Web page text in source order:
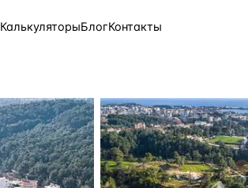
КалькуляторыБлогКонтакты
9 143 объекта
8 554 объекта
ЧАСТО ИЩУТ
Турция Россия
Греция